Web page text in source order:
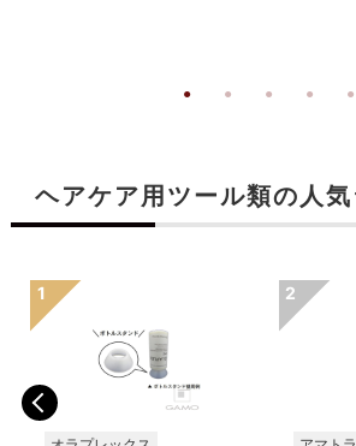
ヘアケア用ツール類の人